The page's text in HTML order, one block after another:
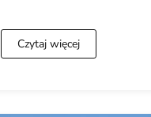
Czytaj więcej